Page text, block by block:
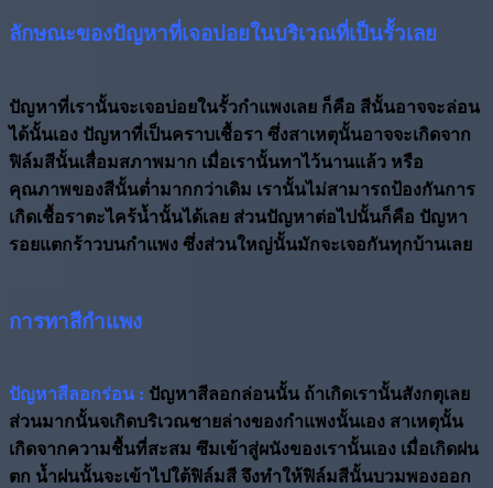
ลักษณะของปัญหาที่เจอบ่อยในบริเวณที่เป็นรั้วเลย
ปัญหาที่เรานั้นจะเจอบ่อยในรั้วกำแพงเลย ก็คือ สีนั้นอาจจะล่อน
ได้นั้นเอง ปัญหาที่เป็นคราบเชื้อรา ซึ่งสาเหตุนั้นอาจจะเกิดจาก
ฟิล์มสีนั้นเสื่อมสภาพมาก เมื่อเรานั้นทาไว้นานแล้ว หรือ
คุณภาพของสีนั้นต่ำมากกว่าเดิม เรานั้นไม่สามารถป้องกันการ
เกิดเชื้อราตะไคร้น้ำนั้นได้เลย ส่วนปัญหาต่อไปนั้นก็คือ ปัญหา
รอยแตกร้าวบนกำแพง ซึ่งส่วนใหญ่นั้นมักจะเจอกันทุกบ้านเลย
การทาสีกำแพง
ปัญหาสีลอกร่อน : ปัญหาสีลอกล่อนนั้น ถ้าเกิดเรานั้นสังกตุเลย
ส่วนมากนั้นจเกิดบริเวณชายล่างของกำแพงนั้นเอง สาเหตุนั้น
เกิดจากความชื้นที่สะสม ซึมเข้าสู่ผนังของเรานั้นเอง เมื่อเกิดฝน
ตก น้ำฝนนั้นจะเข้าไปใต้ฟิล์มสี จึงทำให้ฟิล์มสีนั้นบวมพองออก